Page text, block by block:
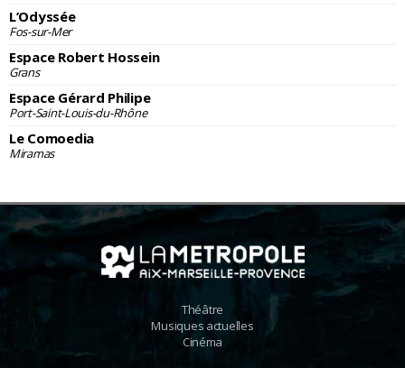
L’Odyssée
Fos-sur-Mer
Espace Robert Hossein
Grans
Espace Gérard Philipe
Port-Saint-Louis-du-Rhône
Le Comoedia
Miramas
Théâtre
Musiques actuelles
Cinéma